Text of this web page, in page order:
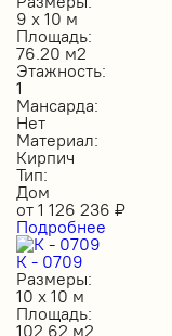
9 х 10 м
Площадь:
76.20 м2
Этажность:
1
Мансарда:
Нет
Материал:
Кирпич
Тип:
Дом
от 1 126 236 ₽
Подробнее
К - 0709
Размеры:
10 х 10 м
Площадь:
102.62 м2